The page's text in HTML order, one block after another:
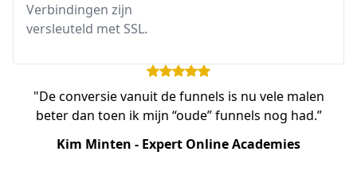
Verbindingen zijn
versleuteld met SSL.
"De conversie vanuit de funnels is nu vele malen
beter dan toen ik mijn “oude” funnels nog had.”
Kim Minten - Expert Online Academies